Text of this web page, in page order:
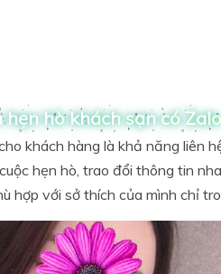
hò khách sạn có Zalo
khách hàng là khả năng liên
hẹn hò, trao đổi thông tin
hợp với sở thích của mình chỉ